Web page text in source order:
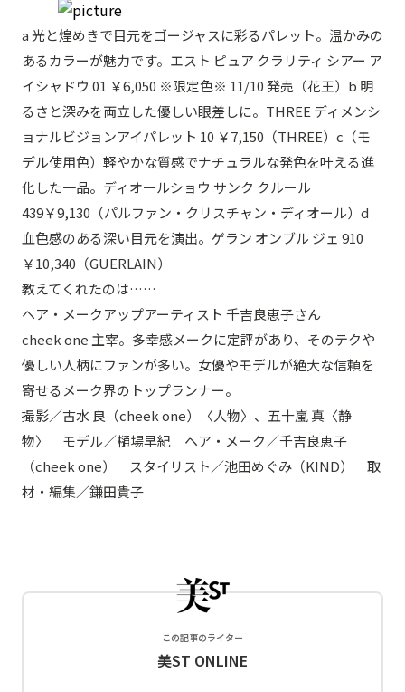
a 光と煌めきで目元をゴージャスに彩るパレット。温かみの
あるカラーが魅力です。エスト ピュア クラリティ シアー ア
イシャドウ 01 ￥6,050 ※限定色※ 11/10 発売（花王）b 明
るさと深みを両立した優しい眼差しに。THREE ディメンシ
ョナルビジョンアイパレット 10 ￥7,150（THREE）c（モ
デル使用色）軽やかな質感でナチュラルな発色を叶える進
化した一品。ディオールショウ サンク クルール
439￥9,130（パルファン・クリスチャン・ディオール）d
血色感のある深い目元を演出。ゲラン オンブル ジェ 910
￥10,340（GUERLAIN）
教えてくれたのは……
ヘア・メークアップアーティスト 千吉良恵子さん
cheek one 主宰。多幸感メークに定評があり、そのテクや
優しい人柄にファンが多い。女優やモデルが絶大な信頼を
寄せるメーク界のトップランナー。
撮影／古水 良（cheek one）〈人物〉、五十嵐 真〈静
物〉 モデル／樋場早紀 ヘア・メーク／千吉良恵子
（cheek one） スタイリスト／池田めぐみ（KIND） 取
材・編集／鎌田貴子
この記事のライター
美ST ONLINE